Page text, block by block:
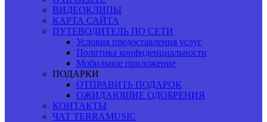
ВИДЕОКЛИПЫ
КАРТА САЙТА
ПУТЕВОДИТЕЛЬ ПО СЕТИ
Условия предоставления услуг
Политика конфиденциальности
Мобильное приложение
ПОДАРКИ
ОТПРАВИТЬ ПОДАРОК
ОЖИДАЮЩИЕ ОДОБРЕНИЯ
КОНТАКТЫ
ЧАТ TERRAMUSIC